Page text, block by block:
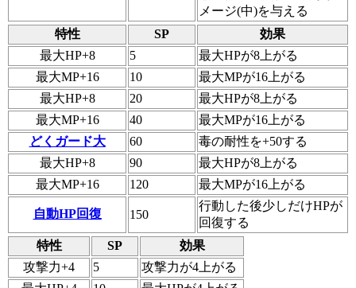
メージ(中)を与える
特性
SP
効果
最大HP+8
5
最大HPが8上がる
最大MP+16
10
最大MPが16上がる
最大HP+8
20
最大HPが8上がる
最大MP+16
40
最大MPが16上がる
どくガード大
60
毒の耐性を+50する
最大HP+8
90
最大HPが8上がる
最大MP+16
120 最大MPが16上がる
自動HP回復 150
行動した後少しだけHPが
回復する
特性
SP
効果
攻撃力+4
5
攻撃力が4上がる